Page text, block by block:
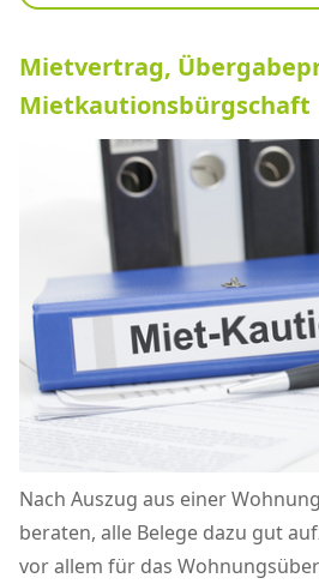
Mietvertrag,
Mietkautionsbürgschaft
Nach Auszug aus einer
beraten, alle Belege dazu gut
vor allem für das